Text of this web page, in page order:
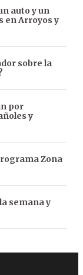
auto y un
en Arroyos y
sobre la
por
y
Zona
semana y